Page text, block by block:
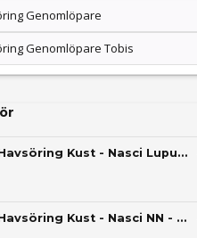
Genomlöpare
Genomlöpare Tobis
Utklasad Fiskeset - Havsöring Kust - Nasci Lupus - Haspel
Utklasad Fiskeset - Havsöring Kust - Nasci NN - Haspel